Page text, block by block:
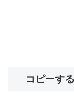
コピーする